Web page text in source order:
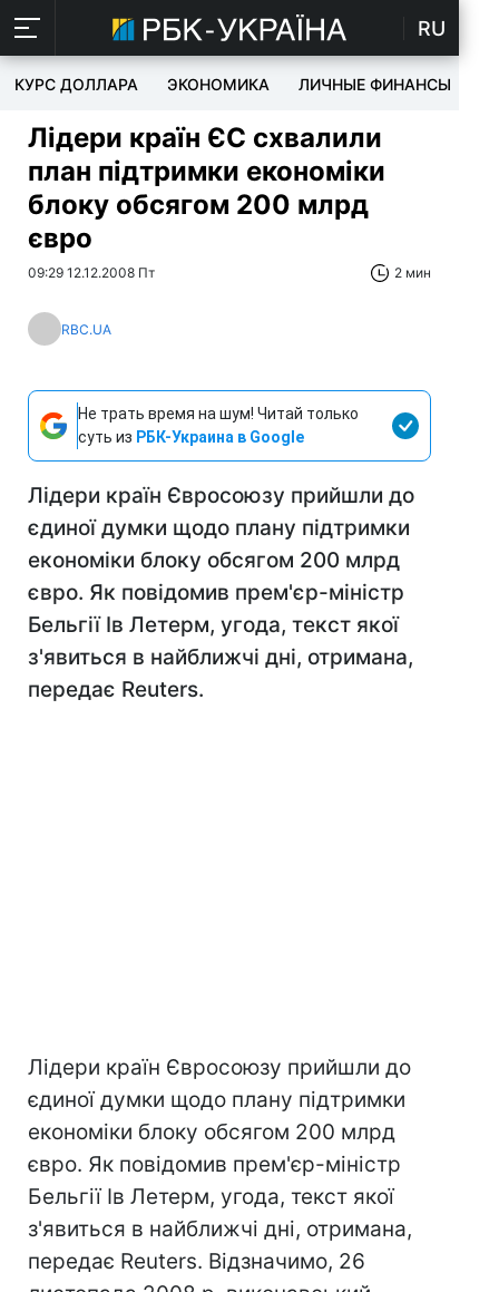
RU
КУРС ДОЛЛАРА ЭКОНОМИКА ЛИЧНЫЕ ФИНАНСЫ
Лідери країн ЄС схвалили
план підтримки економіки
блоку обсягом 200 млрд
євро
09:29 12.12.2008 Пт 2 мин
RBC.UA
Не трать время на шум! Читай только
суть из РБК-Украина в Google
Лідери країн Євросоюзу прийшли до
єдиної думки щодо плану підтримки
економіки блоку обсягом 200 млрд
євро. Як повідомив прем'єр-міністр
Бельгії Ів Летерм, угода, текст якої
з'явиться в найближчі дні, отримана,
передає Reuters.
Лідери країн Євросоюзу прийшли до
єдиної думки щодо плану підтримки
економіки блоку обсягом 200 млрд
євро. Як повідомив прем'єр-міністр
Бельгії Ів Летерм, угода, текст якої
з'явиться в найближчі дні, отримана,
передає Reuters. Відзначимо, 26